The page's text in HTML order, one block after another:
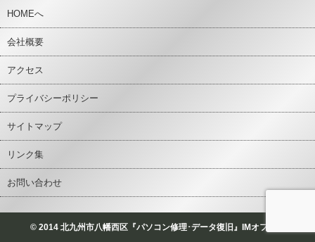
HOMEへ
会社概要
アクセス
プライバシーポリシー
サイトマップ
リンク集
お問い合わせ
© 2014 北九州市八幡西区『パソコン修理･データ復旧』IMオフィス